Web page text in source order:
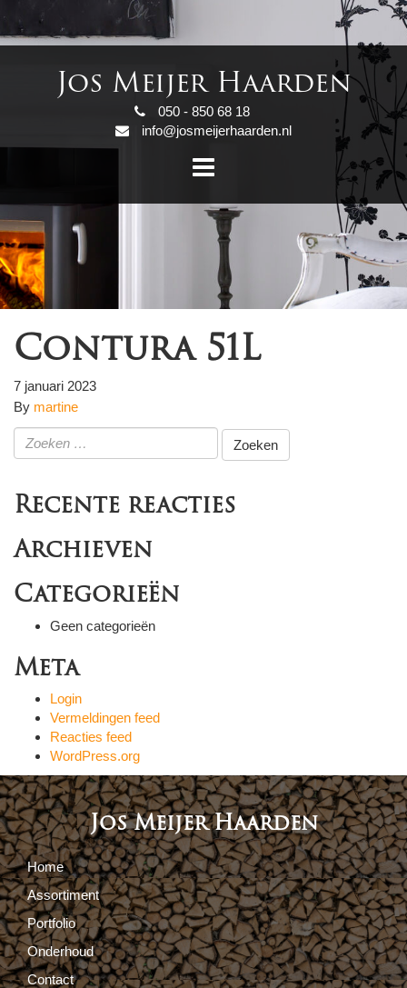
Jos Meijer Haarden
050 - 850 68 18
info@josmeijerhaarden.nl
Contura 51L
7 januari 2023
By martine
Zoeken
naar:
Recente reacties
Archieven
Categorieën
Geen categorieën
Meta
Login
Vermeldingen feed
Reacties feed
WordPress.org
Jos Meijer Haarden
Home
Assortiment
Portfolio
Onderhoud
Contact